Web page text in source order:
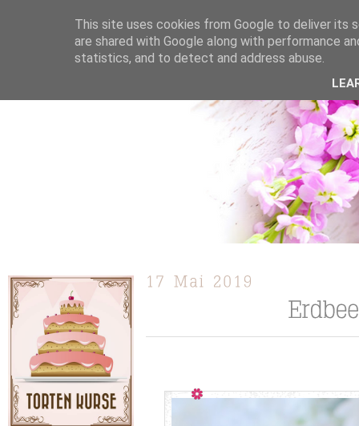
ÜBER MICH KOOPERATION TORTEN / KUCHEN /
This site uses cookies from Google to deliver its
are shared with Google along with performance
statistics, and to detect and address abuse.